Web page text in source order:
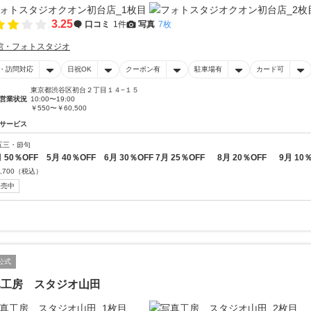
3.25 口コミ 1件 写真 7枚
・フォトスタジオ
訪問対応 日祝OK クーポン有 駐車場有 カード可
東京都渋谷区初台２丁目１４−１５
業状況 10:00〜19:00
￥550〜￥60,500
ービス
三・節句
50％OFF 5月 40％OFF 6月 30％OFF 7月 25％OFF 8月 20％OFF 9月 10
（税込）
中
式
房 スタジオ山田